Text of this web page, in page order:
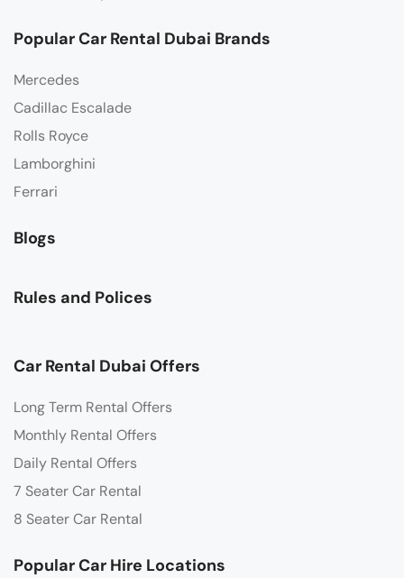
Popular Car Rental Dubai Brands
Mercedes
Cadillac Escalade
Rolls Royce
Lamborghini
Ferrari
Blogs
Rules and Polices
Car Rental Dubai Offers
Long Term Rental Offers
Monthly Rental Offers
Daily Rental Offers
7 Seater Car Rental
8 Seater Car Rental
Popular Car Hire Locations